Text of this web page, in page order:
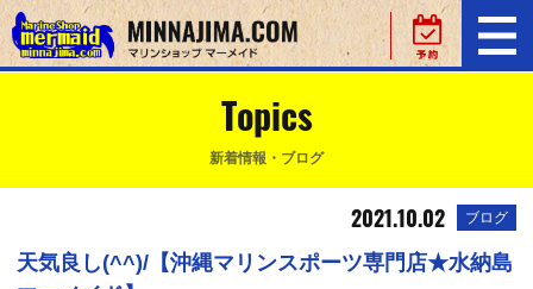
Topics
新着情報・ブログ
2021.10.02 ブログ
天気良し(^^)/【沖縄マリンスポーツ専門店★水納島